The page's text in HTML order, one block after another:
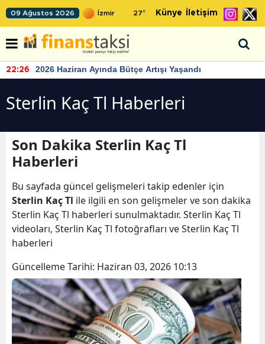
09 Ağustos 2026 27° Künye İletişim
22:24 TCMB'nin rezervlerinde artan momentum devam ediyor
Sterlin Kaç Tl Haberleri
Son Dakika Sterlin Kaç Tl
Haberleri
Bu sayfada güncel gelişmeleri takip edenler için
Sterlin Kaç Tl ile ilgili en son gelişmeler ve son dakika
Sterlin Kaç Tl haberleri sunulmaktadır. Sterlin Kaç Tl
videoları, Sterlin Kaç Tl fotoğrafları ve Sterlin Kaç Tl
haberleri
Güncelleme Tarihi: Haziran 03, 2026 10:13